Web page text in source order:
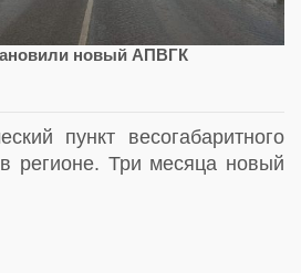
новый АПВГК
пункт весогабаритного
регионе. Три месяца новый